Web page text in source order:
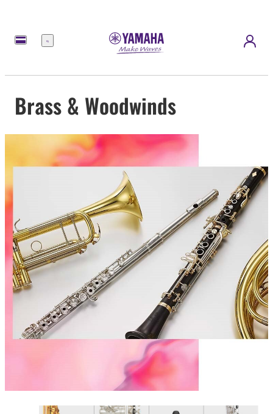
Menu
Brass & Woodwinds